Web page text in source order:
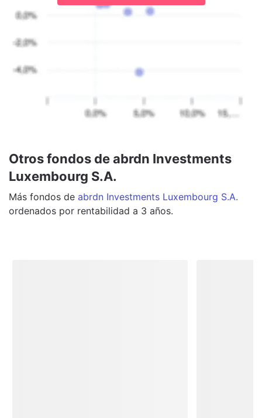
Otros fondos de abrdn Investments
Luxembourg S.A.
Más fondos de abrdn Investments Luxembourg S.A.
ordenados por rentabilidad a 3 años.